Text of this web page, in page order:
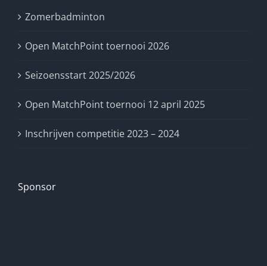
Zomerbadminton
Open MatchPoint toernooi 2026
Seizoensstart 2025/2026
Open MatchPoint toernooi 12 april 2025
Inschrijven competitie 2023 – 2024
Sponsor